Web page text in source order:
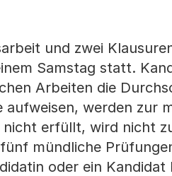
und zwei
Samstag statt.
Arbeiten die
werden zur
nicht erfüllt, wird nicht
mündliche
oder ein Kandidat